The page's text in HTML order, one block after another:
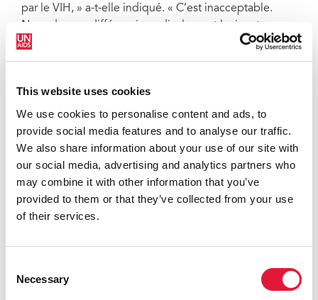
This website uses cookies
We use cookies to personalise content and ads, to
provide social media features and to analyse our traffic.
We also share information about your use of our site with
our social media, advertising and analytics partners who
may combine it with other information that you’ve
provided to them or that they’ve collected from your use
of their services.
Selection
Necessary
par le VIH, » a-t-elle indiqué. « C’est inacceptable.
Nous devons différencier radicalement la riposte au
VIH. »
le ministre de la Santé, M. Eteni Longondo. Elle l’a
COVID-19 et a souligné l'importance à donner au VIH
face à la pression qu'exercent les trois pandémies
concomitantes d’Ebola, du VIH et de la COVID-19.
Les décès dus au sida en République démocratique
du Congo ont chuté de 61 % au cours des 10
dernières années, passant de 37 000 en 2010 à 15 000